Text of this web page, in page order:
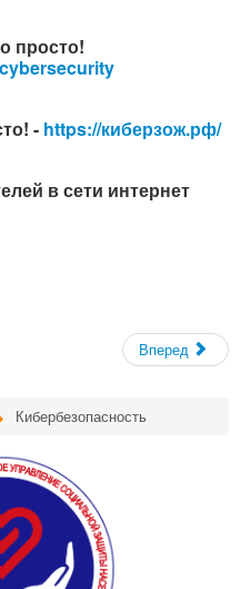
просто!
- https://киберзож.рф/
в сети интернет
Вперед
Кибербезопасность